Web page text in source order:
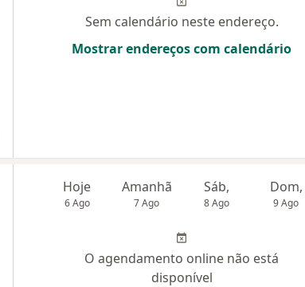
Sem calendário neste endereço.
Mostrar endereços com calendário
Hoje
6 Ago
Amanhã
7 Ago
Sáb,
8 Ago
Dom,
9 Ago
O agendamento online não está
disponível